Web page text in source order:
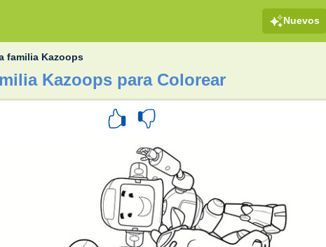
Nuevos
familia Kazoops
Kazoops para Colorear